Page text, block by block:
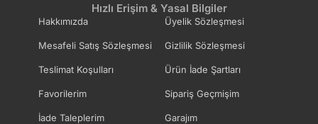
Hızlı Erişim & Yasal Bilgiler
Hakkımızda Üyelik Sözleşmesi
Mesafeli Satış Sözleşmesi Gizlilik Sözleşmesi
Teslimat Koşulları Ürün İade Şartları
Favorilerim Sipariş Geçmişim
İade Taleplerim Garajım